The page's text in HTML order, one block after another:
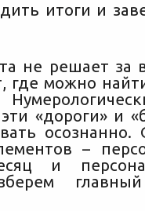
итоги и
не решает за
где можно
«дороги» и
осознанно.
–
и